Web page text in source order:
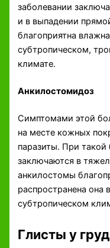
заболевании
и в выпадении
благоприятна
субтропическом,
климате.
Анкилостомидоз
Симптомами этой
на месте кожных
паразиты. При
заключаются в
анкилостомы
распространена она
субтропическом
Глисты у